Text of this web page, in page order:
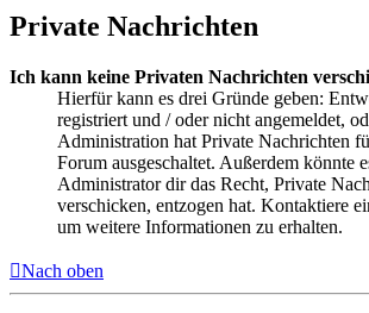
Private Nachrichten
Ich kann keine Privaten Nachrichten
Hierfür kann es drei Gründe geben:
registriert und / oder nicht angemeldet,
Administration hat Private Nachrichten
Forum ausgeschaltet. Außerdem könnte
Administrator dir das Recht, Private
verschicken, entzogen hat. Kontaktiere
um weitere Informationen zu erhalten.
Nach oben